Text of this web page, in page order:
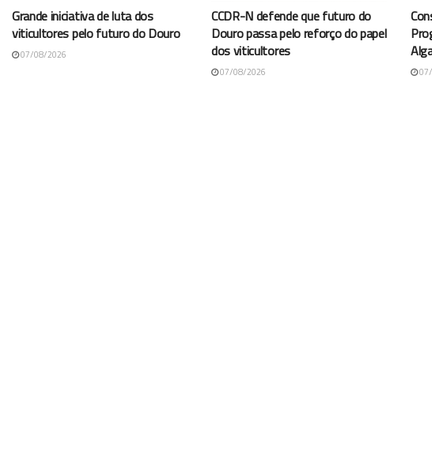
Grande iniciativa de luta dos
viticultores pelo futuro do Douro
07/08/2026
CCDR-N defende que futuro do
Douro passa pelo reforço do papel
dos viticultores
07/08/2026